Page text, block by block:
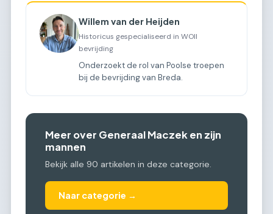
Willem van der Heijden
Historicus gespecialiseerd in WOII
bevrijding
Onderzoekt de rol van Poolse troepen
bij de bevrijding van Breda.
Meer over Generaal Maczek en zijn
mannen
Bekijk alle 90 artikelen in deze categorie.
Naar categorie →